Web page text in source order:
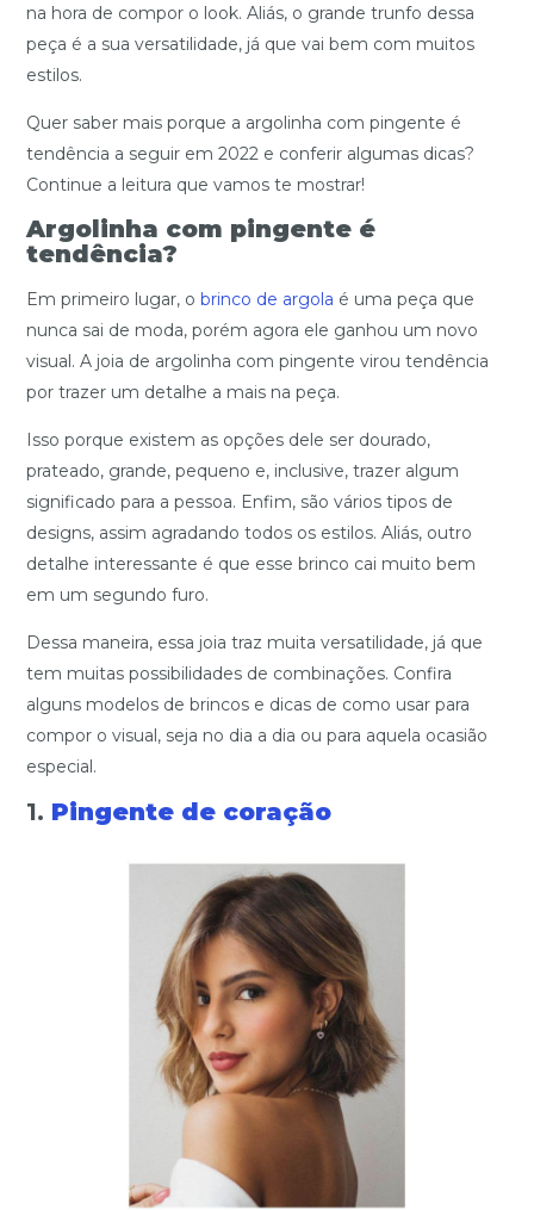
na hora de compor o look. Aliás, o grande trunfo dessa
peça é a sua versatilidade, já que vai bem com muitos
estilos.
Quer saber mais porque a argolinha com pingente é
tendência a seguir em 2022 e conferir algumas dicas?
Continue a leitura que vamos te mostrar!
Argolinha com pingente é
tendência?
Em primeiro lugar, obrinco de argola é uma peça que
nunca sai de moda, porém agora ele ganhou um novo
visual. A joia de argolinha com pingente virou tendência
por trazer um detalhe a mais na peça.
Isso porque existem as opções dele ser dourado,
prateado, grande, pequeno e, inclusive, trazer algum
significado para a pessoa. Enfim, são vários tipos de
designs, assim agradando todos os estilos. Aliás, outro
detalhe interessante é que esse brinco cai muito bem
em um segundo furo.
Dessa maneira, essa joia traz muita versatilidade, já que
tem muitas possibilidades de combinações. Confira
alguns modelos de brincos e dicas de como usar para
compor o visual, seja no dia a dia ou para aquela ocasião
especial.
1. Pingente de coração